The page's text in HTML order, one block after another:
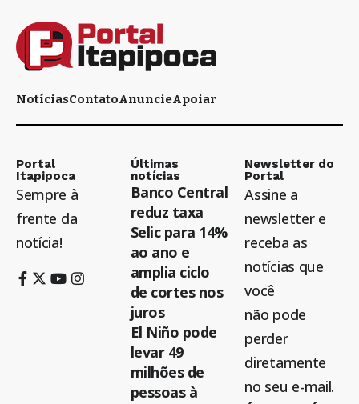
NotíciasContatoAnuncieApoiar
Portal
Itapipoca
Sempre à
frente da
notícia!
Últimas
notícias
Banco Central
reduz taxa
Selic para 14%
ao ano e
amplia ciclo
de cortes nos
juros
El Niño pode
levar 49
milhões de
pessoas à
Newsletter do
Portal
Assine a
newsletter e
receba as
notícias que
você
não pode
perder
diretamente
no seu e-mail.